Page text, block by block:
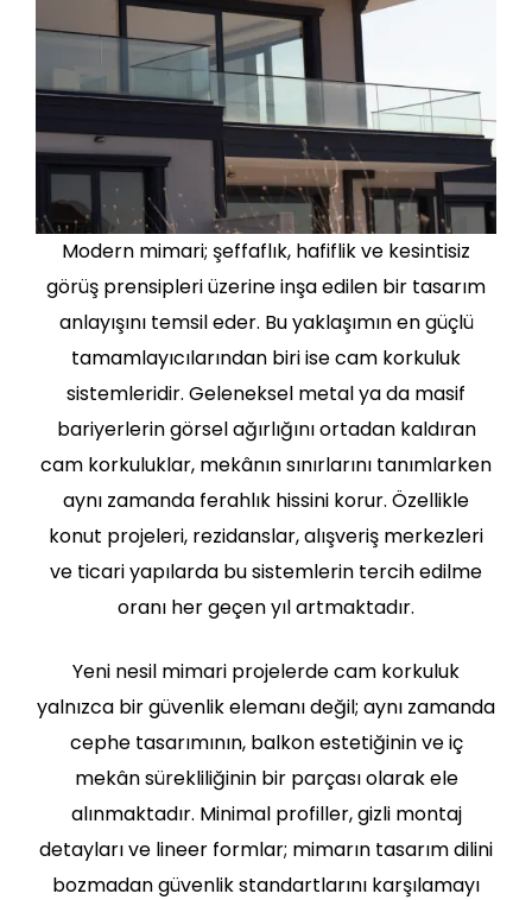
Modern mimari; şeffaflık, hafiflik ve kesintisiz
görüş prensipleri üzerine inşa edilen bir tasarım
anlayışını temsil eder. Bu yaklaşımın en güçlü
tamamlayıcılarından biri ise cam korkuluk
sistemleridir. Geleneksel metal ya da masif
bariyerlerin görsel ağırlığını ortadan kaldıran
cam korkuluklar, mekânın sınırlarını tanımlarken
aynı zamanda ferahlık hissini korur. Özellikle
konut projeleri, rezidanslar, alışveriş merkezleri
ve ticari yapılarda bu sistemlerin tercih edilme
oranı her geçen yıl artmaktadır.
Yeni nesil mimari projelerde cam korkuluk
yalnızca bir güvenlik elemanı değil; aynı zamanda
cephe tasarımının, balkon estetiğinin ve iç
mekân sürekliliğinin bir parçası olarak ele
alınmaktadır. Minimal profiller, gizli montaj
detayları ve lineer formlar; mimarın tasarım dilini
bozmadan güvenlik standartlarını karşılamayı